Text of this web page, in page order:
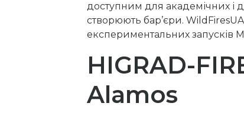
доступним для академічних і
створюють бар’єри.
експериментальних запусків
HIGRAD-
Alamos